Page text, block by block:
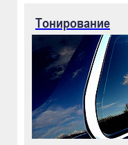
Тонирование